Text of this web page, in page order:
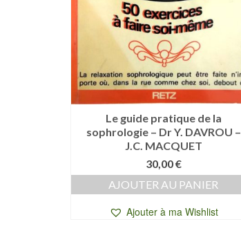
Le guide pratique de la
sophrologie – Dr Y. DAVROU –
J.C. MACQUET
30,00€
AJOUTER AU PANIER
Ajouter à ma Wishlist